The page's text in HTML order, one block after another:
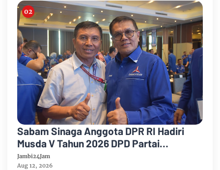
Sabam Sinaga Anggota DPR RI Hadiri
Musda V Tahun 2026 DPD Partai
Demokrat Provinsi Jambi
Jambi24Jam
Aug 12, 2026